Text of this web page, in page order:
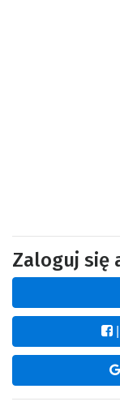
Zaloguj się